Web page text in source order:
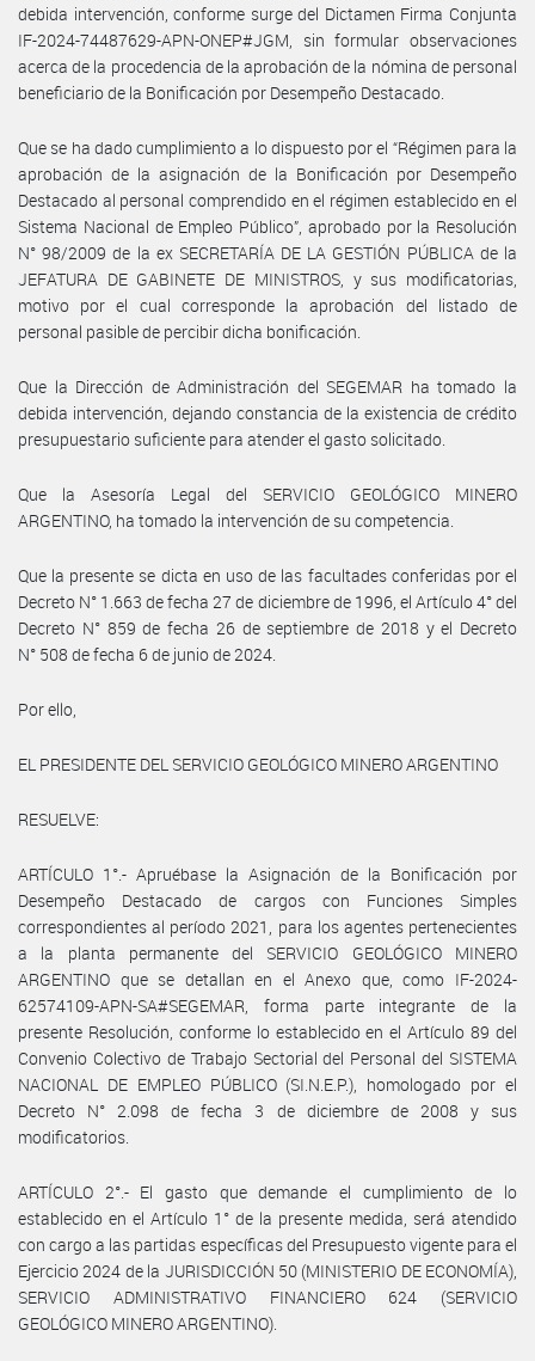
debida intervención, conforme surge del Dictamen Firma Conjunta
IF-2024-74487629-APN-ONEP#JGM, sin formular observaciones
acerca de la procedencia de la aprobación de la nómina de personal
beneficiario de la Bonificación por Desempeño Destacado.
Que se ha dado cumplimiento a lo dispuesto por el “Régimen para la
aprobación de la asignación de la Bonificación por Desempeño
Destacado al personal comprendido en el régimen establecido en el
Sistema Nacional de Empleo Público”, aprobado por la Resolución
N° 98/2009 de la ex SECRETARÍA DE LA GESTIÓN PÚBLICA de la
JEFATURA DE GABINETE DE MINISTROS, y sus modificatorias,
motivo por el cual corresponde la aprobación del listado de
personal pasible de percibir dicha bonificación.
Que la Dirección de Administración del SEGEMAR ha tomado la
debida intervención, dejando constancia de la existencia de crédito
presupuestario suficiente para atender el gasto solicitado.
Que la Asesoría Legal del SERVICIO GEOLÓGICO MINERO
ARGENTINO, ha tomado la intervención de su competencia.
Que la presente se dicta en uso de las facultades conferidas por el
Decreto N° 1.663 de fecha 27 de diciembre de 1996, el Artículo 4° del
Decreto N° 859 de fecha 26 de septiembre de 2018 y el Decreto
N° 508 de fecha 6 de junio de 2024.
Por ello,
EL PRESIDENTE DEL SERVICIO GEOLÓGICO MINERO ARGENTINO
RESUELVE:
ARTÍCULO 1°.- Apruébase la Asignación de la Bonificación por
Desempeño Destacado de cargos con Funciones Simples
correspondientes al período 2021, para los agentes pertenecientes
a la planta permanente del SERVICIO GEOLÓGICO MINERO
ARGENTINO que se detallan en el Anexo que, como IF-2024-
62574109-APN-SA#SEGEMAR, forma parte integrante de la
presente Resolución, conforme lo establecido en el Artículo 89 del
Convenio Colectivo de Trabajo Sectorial del Personal del SISTEMA
NACIONAL DE EMPLEO PÚBLICO (SI.N.E.P.), homologado por el
Decreto N° 2.098 de fecha 3 de diciembre de 2008 y sus
modificatorios.
ARTÍCULO 2°.- El gasto que demande el cumplimiento de lo
establecido en el Artículo 1° de la presente medida, será atendido
con cargo a las partidas específicas del Presupuesto vigente para el
Ejercicio 2024 de la JURISDICCIÓN 50 (MINISTERIO DE ECONOMÍA),
SERVICIO ADMINISTRATIVO FINANCIERO 624 (SERVICIO
GEOLÓGICO MINERO ARGENTINO).